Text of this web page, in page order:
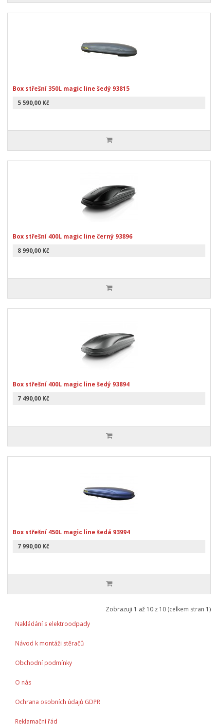
Box střešní 350L magic line šedý 93815
5 590,00 Kč
Box střešní 400L magic line černý 93896
8 990,00 Kč
Box střešní 400L magic line šedý 93894
7 490,00 Kč
Box střešní 450L magic line šedá 93994
7 990,00 Kč
Zobrazuji 1 až 10 z 10 (celkem stran 1)
Nakládání s elektroodpady
Návod k montáži stěračů
Obchodní podmínky
O nás
Ochrana osobních údajů GDPR
Reklamační řád